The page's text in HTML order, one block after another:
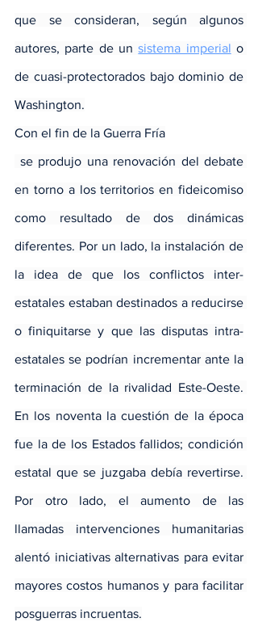
que se consideran, según algunos
autores, parte de un sistema imperial o
de cuasi-protectorados bajo dominio de
Washington.
Con el fin de la Guerra Fría
en torno a los territorios en fideicomiso
como resultado de dos dinámicas
diferentes. Por un lado, la instalación de
la idea de que los conflictos inter-
estatales estaban destinados a reducirse
o finiquitarse y que las disputas intra-
estatales se podrían incrementar ante la
terminación de la rivalidad Este-Oeste.
En los noventa la cuestión de la época
fue la de los Estados fallidos; condición
estatal que se juzgaba debía revertirse.
Por otro lado, el aumento de las
llamadas intervenciones humanitarias
alentó iniciativas alternativas para evitar
mayores costos humanos y para facilitar
posguerras incruentas.